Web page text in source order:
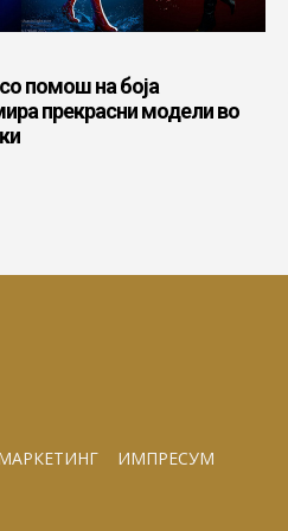
помош на боја
прекрасни модели во
ИМПРЕСУМ